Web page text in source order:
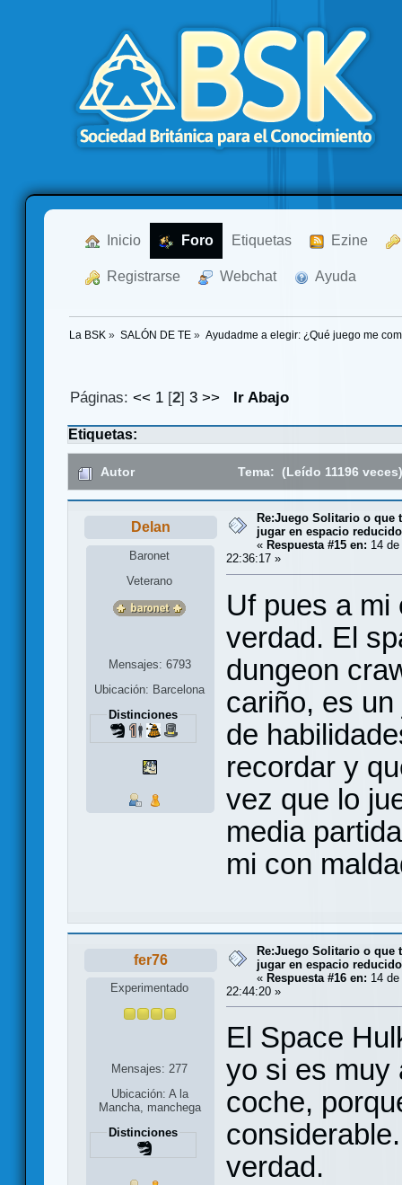
Inicio Foro Etiquetas Ezine
Registrarse Webchat Ayuda
La BSK » SALÓN DE TE » Ayudadme a elegir: ¿Qué juego me
Páginas:<< 1 [2]3 >> Ir Abajo
Etiquetas:
Autor Tema: (Leído 11196
Delan
Baronet
Veterano
Mensajes: 6793
Ubicación: Barcelona
Distinciones
Re:Juego Solitario o que
jugar en espacio
« Respuesta #15 en: 14
22:36:17 »
Uf pues a mi
verdad. El
dungeon
cariño, es
de
recordar y
vez que lo
media
mi con
fer76
Experimentado
Mensajes: 277
Ubicación: A la
Mancha, manchega
Distinciones
Re:Juego Solitario o que
jugar en espacio
« Respuesta #16 en: 14
22:44:20 »
El Space
yo si es muy
coche,
verdad.